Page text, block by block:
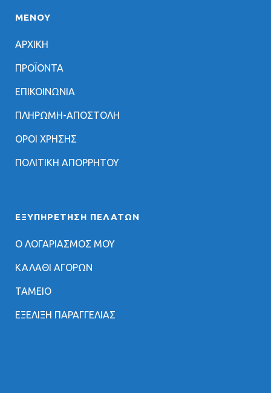
ΜΕΝΟΥ
ΑΡΧΙΚΗ
ΠΡΟΪΟΝΤΑ
ΕΠΙΚΟΙΝΩΝΙΑ
ΠΛΗΡΩΜΗ-ΑΠΟΣΤΟΛΗ
ΟΡΟΙ ΧΡΗΣΗΣ
ΠΟΛΙΤΙΚΗ ΑΠΟΡΡΗΤΟΥ
ΕΞΥΠΗΡΈΤΗΣΗ ΠΕΛΑΤΏΝ
Ο ΛΟΓΑΡΙΑΣΜΟΣ ΜΟΥ
ΚΑΛΑΘΙ ΑΓΟΡΩΝ
ΤΑΜΕΙΟ
ΕΞΕΛΙΞΗ ΠΑΡΑΓΓΕΛΙΑΣ